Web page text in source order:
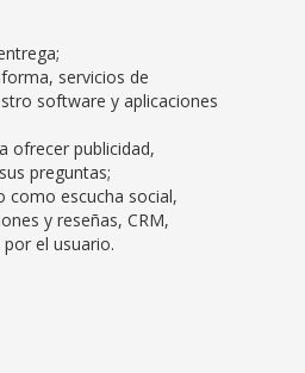
servicios de
software y aplicaciones
ofrecer publicidad,
preguntas;
como escucha social,
y reseñas, CRM,
el usuario.